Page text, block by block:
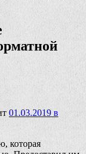
01.03.2019 в
которая